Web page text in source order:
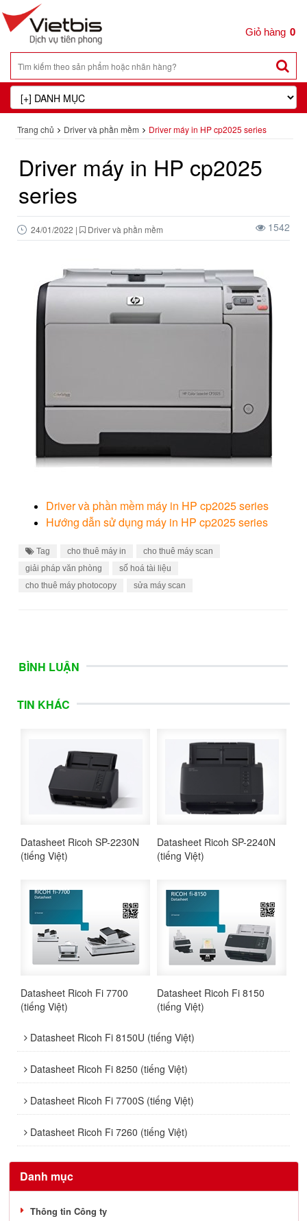
0
Trang chủ Driver và phần mềm Driver máy in HP cp2025 series
Driver máy in HP cp2025
series
24/01/2022 | Driver và phần mềm 1542
Driver và phần mềm máy in HP cp2025 series
Hướng dẫn sử dụng máy in HP cp2025 series
Tag cho thuê máy in
cho thuê máy scan
giải pháp văn phòng
số hoá tài liệu
cho thuê máy photocopy
sửa máy scan
BÌNH LUẬN
TIN KHÁC
Datasheet Ricoh SP-2230N
(tiếng Việt)
Datasheet Ricoh SP-2240N
(tiếng Việt)
Datasheet Ricoh Fi 7700
(tiếng Việt)
Datasheet Ricoh Fi 8150
(tiếng Việt)
Datasheet Ricoh Fi 8150U (tiếng Việt)
Datasheet Ricoh Fi 8250 (tiếng Việt)
Datasheet Ricoh Fi 7700S (tiếng Việt)
Datasheet Ricoh Fi 7260 (tiếng Việt)
Danh mục
Thông tin Công ty